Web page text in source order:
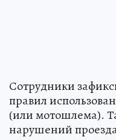
Сотрудники
правил
(или мотошлема).
нарушений